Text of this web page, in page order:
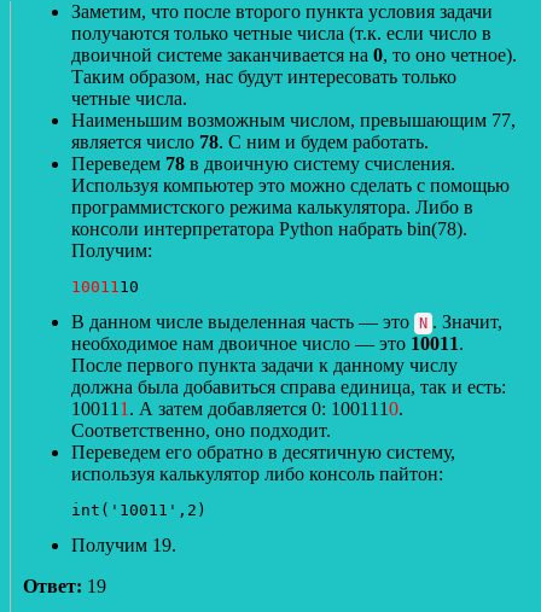
Заметим, что после второго пункта условия задачи
получаются только четные числа (т.к. если число в
двоичной системе заканчивается на 0, то оно четное).
Таким образом, нас будут интересовать только
четные числа.
Наименьшим возможным числом, превышающим 77,
является число 78. С ним и будем работать.
Переведем 78 в двоичную систему счисления.
Используя компьютер это можно сделать с помощью
программистского режима калькулятора. Либо в
консоли интерпретатора Python набрать bin(78).
Получим:
1001110
В данном числе выделенная часть — это N . Значит,
необходимое нам двоичное число — это 10011.
После первого пункта задачи к данному числу
должна была добавиться справа единица, так и есть:
10011 1 . А затем добавляется 0: 1001110.
Соответственно, оно подходит.
Переведем его обратно в десятичную систему,
используя калькулятор либо консоль пайтон:
int('10011',2)
Получим 19.
Ответ: 19